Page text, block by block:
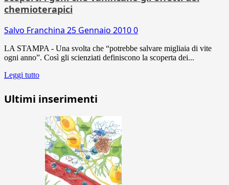
chemioterapici
Salvo Franchina 25 Gennaio 20100
LA STAMPA - Una svolta che “potrebbe salvare migliaia di vite
ogni anno”. Così gli scienziati definiscono la scoperta dei...
Leggi tutto
Ultimi inserimenti